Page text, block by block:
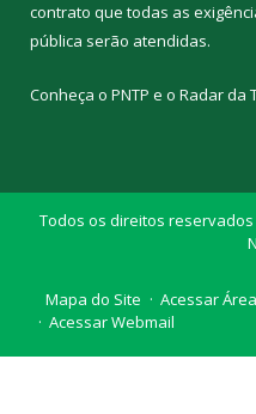
contrato que todas as
pública serão atendidas.
Conheça o PNTP e o Radar da
Todos os direitos
Mapa do Site
Acessar
Acessar Webmail